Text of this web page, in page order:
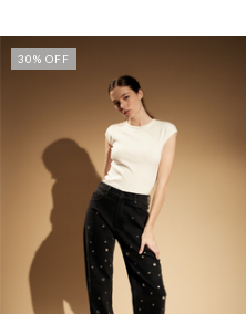
30% OFF